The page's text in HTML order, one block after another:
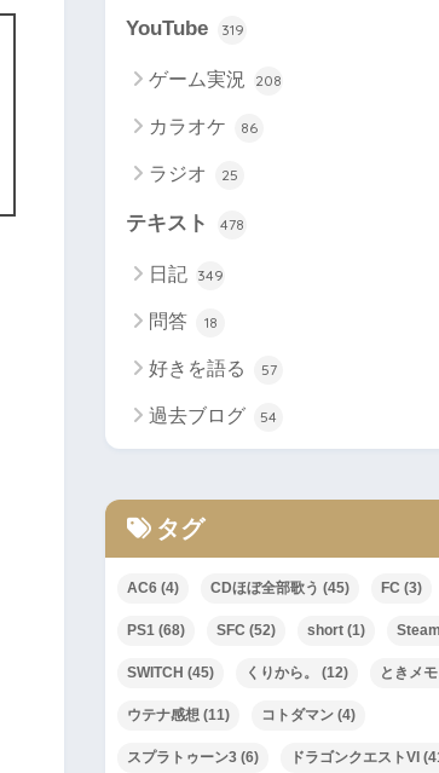
YouTube 319
ゲーム実況 208
カラオケ 86
ラジオ 25
テキスト 478
日記 349
問答 18
好きを語る 57
過去ブログ 54
タグ
AC6 (4) CDほぼ全部歌う (45) FC (3)
PS1 (68) SFC (52) short (1) Steam
SWITCH (45) くりから。 (12) ときメモ
ウテナ感想 (11) コトダマン (4)
スプラトゥーン3 (6) ドラゴンクエストVI